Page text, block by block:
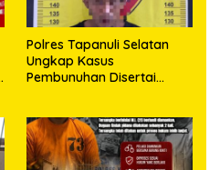
Polres Tapanuli Selatan
Ungkap Kasus
Pembunuhan Disertai
Ditangkap